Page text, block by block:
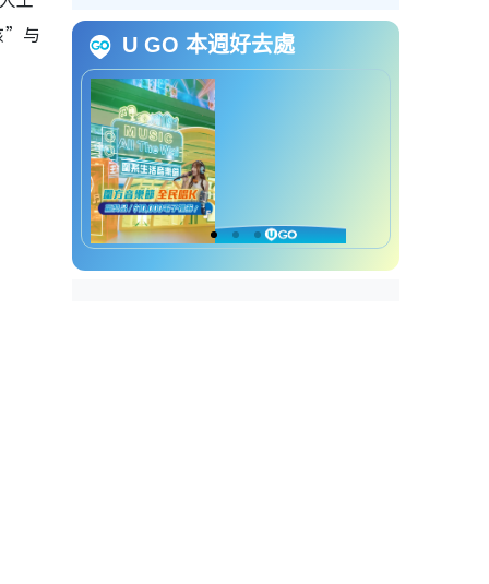
”与
U GO 本週好去處